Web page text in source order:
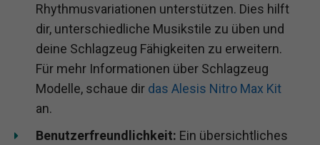
Rhythmusvariationen unterstützen. Dies hilft
dir, unterschiedliche Musikstile zu üben und
deine Schlagzeug Fähigkeiten zu erweitern.
Für mehr Informationen über Schlagzeug
Modelle, schaue dir das Alesis Nitro Max Kit
an.
Benutzerfreundlichkeit: Ein übersichtliches